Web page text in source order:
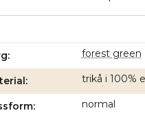
forest green
trikå i 100%
normal